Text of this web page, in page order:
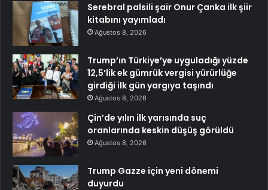
Serebral palsili şair Onur Çanka ilk şiir
kitabını yayımladı
Ağustos 8, 2026
Trump’ın Türkiye’ye uyguladığı yüzde
12,5’lik ek gümrük vergisi yürürlüğe
girdiği ilk gün yargıya taşındı
Ağustos 8, 2026
Çin’de yılın ilk yarısında suç
oranlarında keskin düşüş görüldü
Ağustos 8, 2026
Trump Gazze için yeni dönemi
duyurdu